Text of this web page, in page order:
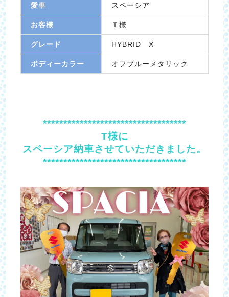
愛車 スペーシア
お客様 Ｔ様
グレード HYBRID X
ボディーカラー オフブルーメタリック
***********************************
T様に
スペーシア納車させていただきました。
***********************************